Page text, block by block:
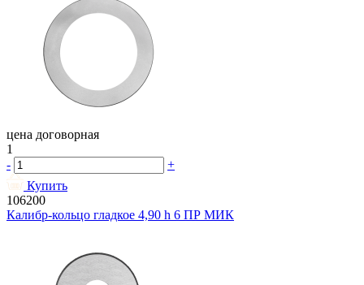
цена договорная
1
-
+
Купить
106200
Калибр-кольцо гладкое 4,90 h 6 ПР МИК